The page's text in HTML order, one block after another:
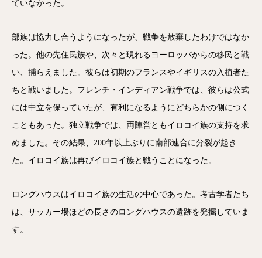
ていなかった。
部族は協力し合うようになったが、戦争を放棄したわけではなか
った。他の先住民族や、次々と現れるヨーロッパからの移民と戦
い、捕らえました。彼らは初期のフランスやイギリスの入植者た
ちと戦いました。フレンチ・インディアン戦争では、彼らは公式
には中立を保っていたが、有利になるようにどちらかの側につく
こともあった。独立戦争では、両陣営ともイロコイ族の支持を求
めました。その結果、200年以上ぶりに南部連合に分裂が起き
た。イロコイ族は再びイロコイ族と戦うことになった。
ロングハウスはイロコイ族の生活の中心であった。考古学者たち
は、サッカー場ほどの長さのロングハウスの遺跡を発掘していま
す。